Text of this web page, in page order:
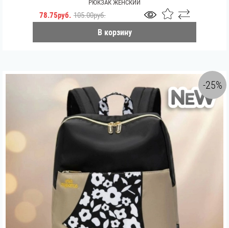
РЮКЗАК ЖЕНСКИЙ
78.75руб. 105.00руб.
В корзину
-25%